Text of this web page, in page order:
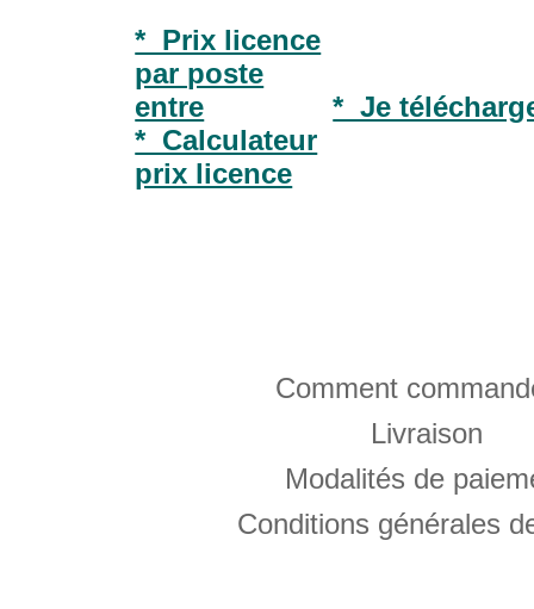
* Prix licence
par poste
entre
* Calculateur
prix licence
* Je
Comment
Livraison
Modalités de
Conditions générales